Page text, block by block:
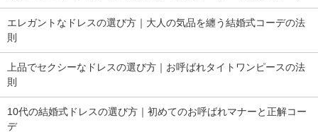
エレガントなドレスの選び方｜大人の気品を纏う結婚式コーデの法
則
上品でセクシーなドレスの選び方｜お呼ばれタイトワンピースの法
則
10代の結婚式ドレスの選び方｜初めてのお呼ばれマナーと正解コー
デ